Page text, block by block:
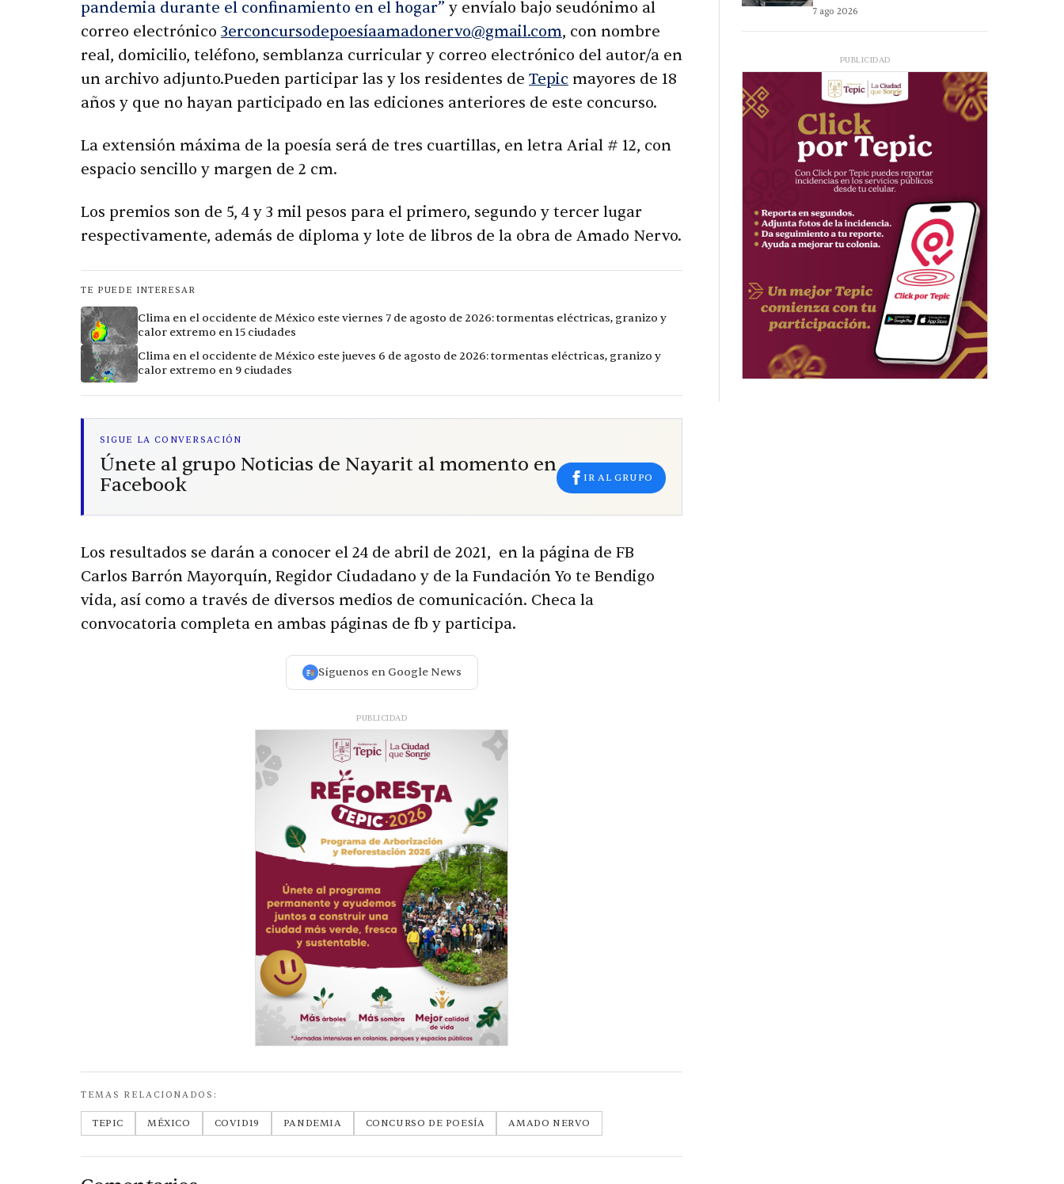
pandemia durante el confinamiento en el hogar” y envíalo bajo seudónimo al
correo electrónico 3erconcursodepoesíaamadonervo@gmail.com, con nombre
real, domicilio, teléfono, semblanza curricular y correo electrónico del autor/a en
un archivo adjunto.Pueden participar las y los residentes de Tepic mayores de 18
años y que no hayan participado en las ediciones anteriores de este concurso.
La extensión máxima de la poesía será de tres cuartillas, en letra Arial # 12, con
espacio sencillo y margen de 2 cm.
Los premios son de 5, 4 y 3 mil pesos para el primero, segundo y tercer lugar
respectivamente, además de diploma y lote de libros de la obra de Amado Nervo.
TE PUEDE INTERESAR
Clima en el occidente de México este viernes 7 de agosto de 2026: tormentas eléctricas, granizo y
calor extremo en 15 ciudades
Clima en el occidente de México este jueves 6 de agosto de 2026: tormentas eléctricas, granizo y
calor extremo en 9 ciudades
SIGUE LA CONVERSACIÓN
Únete al grupo Noticias de Nayarit al momento en
Facebook
IR AL GRUPO
Los resultados se darán a conocer el 24 de abril de 2021, en la página de FB
Carlos Barrón Mayorquín, Regidor Ciudadano y de la Fundación Yo te Bendigo
vida, así como a través de diversos medios de comunicación. Checa la
convocatoria completa en ambas páginas de fb y participa.
Síguenos en Google News
PUBLICIDAD
TEMAS RELACIONADOS:
TEPIC MÉXICO COVID19 PANDEMIA CONCURSO DE POESÍA AMADO NERVO
7 ago 2026
PUBLICIDAD